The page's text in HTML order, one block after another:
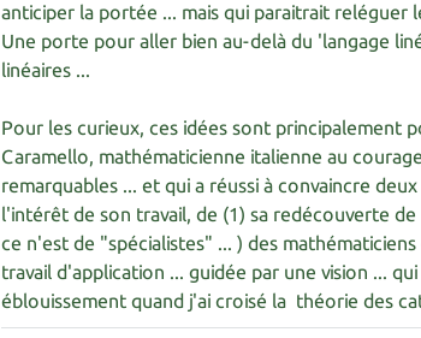
anticiper la portée ... mais qui paraitrait reléguer
Une porte pour aller bien au-delà du 'langage
linéaires ...
Pour les curieux, ces idées sont principalement
Caramello, mathématicienne italienne au
remarquables ... et qui a réussi à convaincre
l'intérêt de son travail, de (1) sa redécouverte
ce n'est de "spécialistes" ... ) des
travail d'application ... guidée par une vision ...
éblouissement quand j'ai croisé la théorie des